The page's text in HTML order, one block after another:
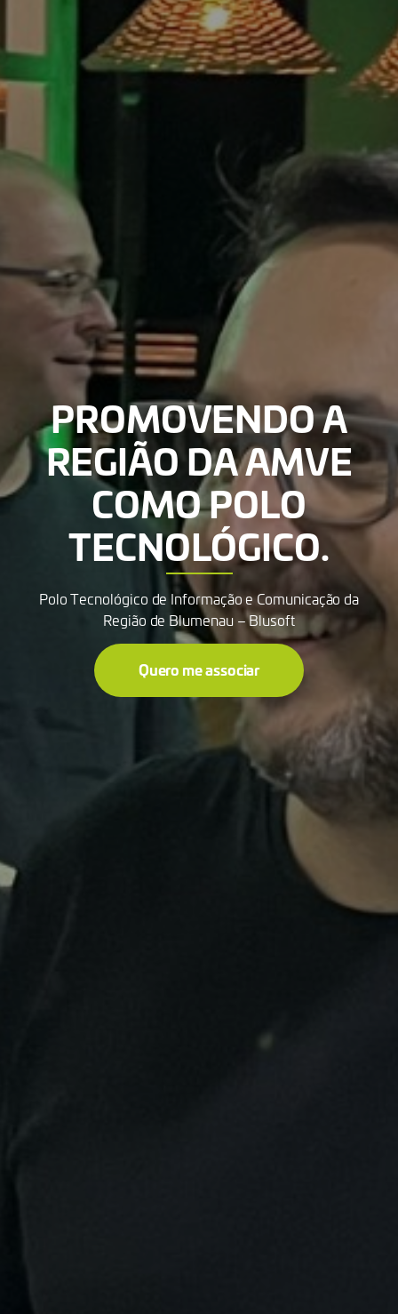
PROMOVENDO A
REGIÃO DA AMVE
COMO POLO
TECNOLÓGICO.
Polo Tecnológico de Informação e Comunicação da
Região de Blumenau – Blusoft
Quero me associar